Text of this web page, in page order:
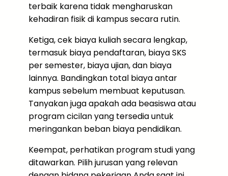
terbaik karena tidak mengharuskan
kehadiran fisik di kampus secara rutin.
Ketiga, cek biaya kuliah secara lengkap,
termasuk biaya pendaftaran, biaya SKS
per semester, biaya ujian, dan biaya
lainnya. Bandingkan total biaya antar
kampus sebelum membuat keputusan.
Tanyakan juga apakah ada beasiswa atau
program cicilan yang tersedia untuk
meringankan beban biaya pendidikan.
Keempat, perhatikan program studi yang
ditawarkan. Pilih jurusan yang relevan